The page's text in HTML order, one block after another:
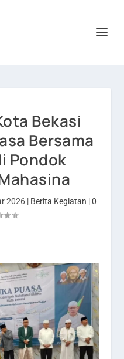
Bekasi
Bersama
Pondok
2026| Berita Kegiatan |0